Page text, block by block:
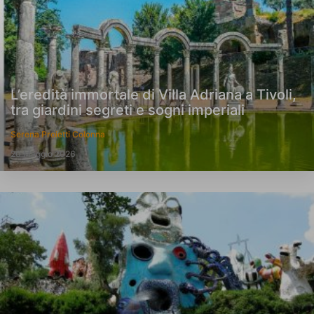
L’eredità immortale di Villa Adriana a Tivoli,
tra giardini segreti e sogni imperiali
Serena Proietti Colonna
20 Maggio 2026